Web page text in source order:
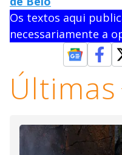
Os textos aqui
necessariamente a
Últimas